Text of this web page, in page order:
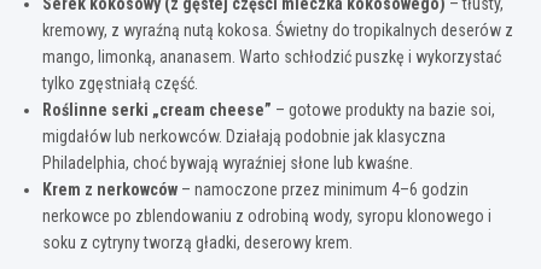
Serek kokosowy (z gęstej części mleczka kokosowego) – tłusty,
kremowy, z wyraźną nutą kokosa. Świetny do tropikalnych deserów z
mango, limonką, ananasem. Warto schłodzić puszkę i wykorzystać
tylko zgęstniałą część.
Roślinne serki „cream cheese” – gotowe produkty na bazie soi,
migdałów lub nerkowców. Działają podobnie jak klasyczna
Philadelphia, choć bywają wyraźniej słone lub kwaśne.
Krem z nerkowców – namoczone przez minimum 4–6 godzin
nerkowce po zblendowaniu z odrobiną wody, syropu klonowego i
soku z cytryny tworzą gładki, deserowy krem.